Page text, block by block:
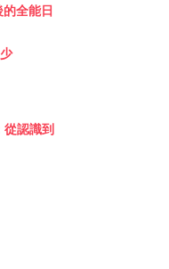
全能日
認識到